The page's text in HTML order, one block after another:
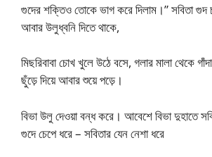
গুদের শক্তিও তোকে ভাগ করে দিলাম।” সবিতা গুদ
আবার উলুধ্বনি দিতে থাকে,
মিছরিবাবা চোখ খুলে উঠে বসে, গলার মালা থেকে
ছুঁড়ে দিয়ে আবার শুয়ে পড়ে।
বিভা উলু দেওয়া বন্ধ করে। আবেশে বিভা দুহাতে
গুদে চেপে ধরে – সবিতার যেন নেশা ধরে